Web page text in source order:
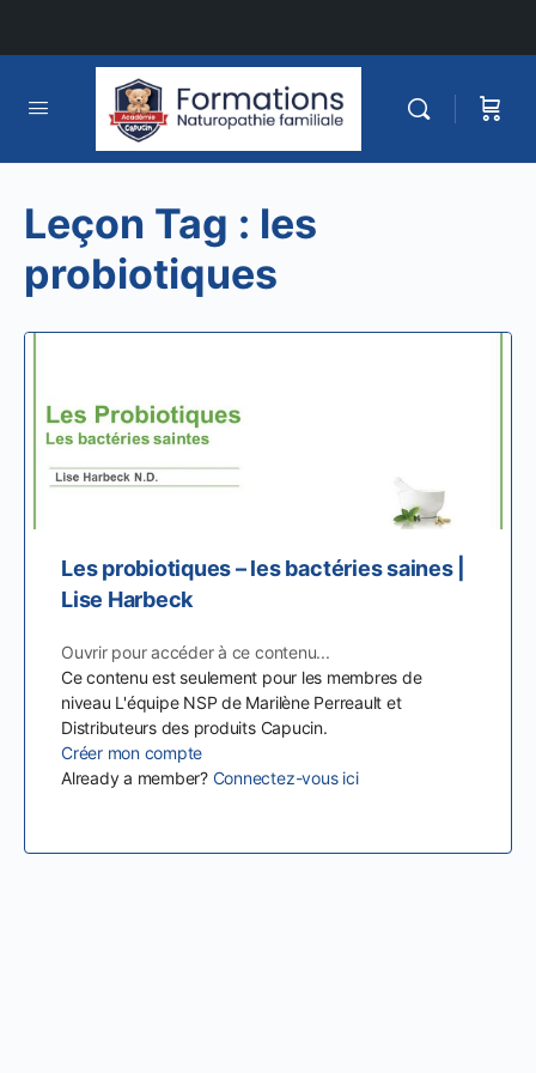
Leçon Tag : les
probiotiques
Les probiotiques – les bactéries saines |
Lise Harbeck
Ouvrir pour accéder à ce contenu...
Ce contenu est seulement pour les membres de
niveau L'équipe NSP de Marilène Perreault et
Distributeurs des produits Capucin.
Créer mon compte
Already a member? Connectez-vous ici